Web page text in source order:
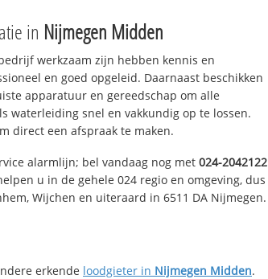
in Nijmegen Midden
werkzaam zijn hebben kennis en
en goed opgeleid. Daarnaast beschikken
apparatuur en gereedschap om alle
waterleiding snel en vakkundig op te lossen.
direct een afspraak te maken.
alarmlijn; bel vandaag nog met 024-2042122
u in de gehele 024 regio en omgeving, dus
Wijchen en uiteraard in 6511 DA Nijmegen.
erkende loodgieter in Nijmegen Midden.